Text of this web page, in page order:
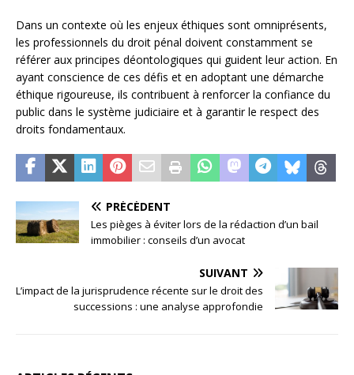
Dans un contexte où les enjeux éthiques sont omniprésents,
les professionnels du droit pénal doivent constamment se
référer aux principes déontologiques qui guident leur action. En
ayant conscience de ces défis et en adoptant une démarche
éthique rigoureuse, ils contribuent à renforcer la confiance du
public dans le système judiciaire et à garantir le respect des
droits fondamentaux.
PRÉCÉDENT
Les pièges à éviter lors de la rédaction d’un bail
immobilier : conseils d’un avocat
SUIVANT
L’impact de la jurisprudence récente sur le droit des
successions : une analyse approfondie